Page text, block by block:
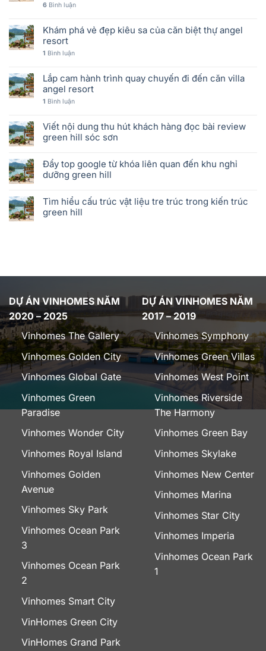
6 Bình luận
Khám phá vẻ đẹp kiêu sa của căn biệt thự angel
resort
1 Bình luận
Lắp cam hành trình quay chuyến đi đến căn villa
angel resort
1 Bình luận
Viết nội dung thu hút khách hàng đọc bài review
green hill sóc sơn
Đẩy top google từ khóa liên quan đến khu nghỉ
dưỡng green hill
Tìm hiểu cấu trúc vật liệu tre trúc trong kiến trúc
green hill
DỰ ÁN VINHOMES NĂM
2020 – 2025
Vinhomes The Gallery
Vinhomes Golden City
Vinhomes Global Gate
Vinhomes Green
Paradise
Vinhomes Wonder City
Vinhomes Royal Island
Vinhomes Golden
Avenue
Vinhomes Sky Park
Vinhomes Ocean Park
3
Vinhomes Ocean Park
2
Vinhomes Smart City
VinHomes Green City
VinHomes Grand Park
DỰ ÁN VINHOMES NĂM
2017 – 2019
Vinhomes Symphony
Vinhomes Green Villas
Vinhomes West Point
Vinhomes Riverside
The Harmony
Vinhomes Green Bay
Vinhomes Skylake
Vinhomes New Center
Vinhomes Marina
Vinhomes Star City
Vinhomes Imperia
Vinhomes Ocean Park
1